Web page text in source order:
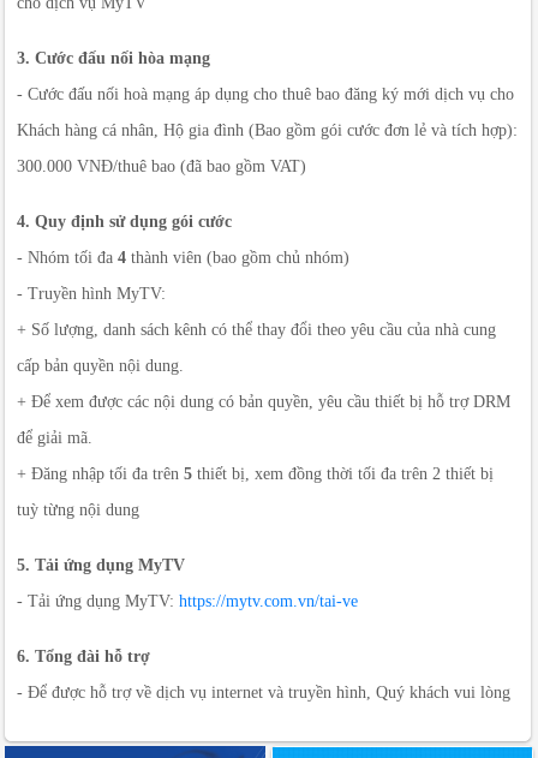
3. Cước đấu nối hòa mạng
- Cước đấu nối hoà mạng áp dụng cho thuê bao đăng ký mới dịch vụ cho
Khách hàng cá nhân, Hộ gia đình (Bao gồm gói cước đơn lẻ và tích hợp):
300.000 VNĐ/thuê bao (đã bao gồm VAT)
4. Quy định sử dụng gói cước
- Nhóm tối đa4 thành viên (bao gồm chủ nhóm)
- Truyền hình MyTV:
+ Số lượng, danh sách kênh có thể thay đổi theo yêu cầu của nhà cung
cấp bản quyền nội dung.
+ Để xem được các nội dung có bản quyền, yêu cầu thiết bị hỗ trợ DRM
để giải mã.
+ Đăng nhập tối đa trên5thiết bị, xem đồng thời tối đa trên 2 thiết bị
tuỳ từng nội dung
5. Tải ứng dụng MyTV
- Tải ứng dụng MyTV:https://mytv.com.vn/tai-ve
6. Tổng đài hỗ trợ
- Để được hỗ trợ về dịch vụ internet và truyền hình, Quý khách vui lòng